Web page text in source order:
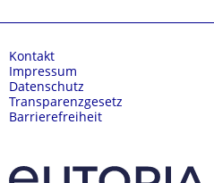
Kontakt
Impressum
Datenschutz
Transparenzgesetz
Barrierefreiheit